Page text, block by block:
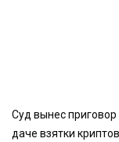
Суд вынес
даче взятки